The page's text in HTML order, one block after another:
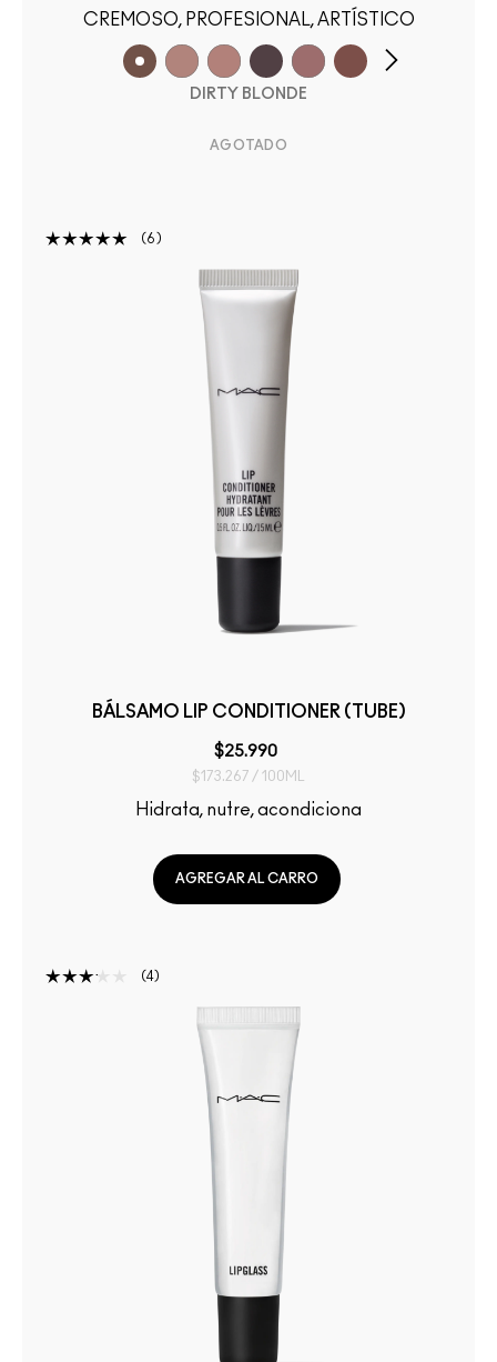
CREMOSO, PROFESIONAL, ARTÍSTICO
DIRTY BLONDE
AGOTADO
6
BÁLSAMO LIP CONDITIONER (TUBE)
$25.990
$173.267 / 100ML
Hidrata, nutre, acondiciona
AGREGAR AL CARRO
4